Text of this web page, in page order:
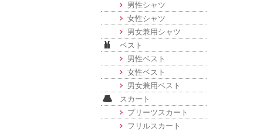
男性シャツ
女性シャツ
男女兼用シャツ
ベスト
男性ベスト
女性ベスト
男女兼用ベスト
スカート
プリーツスカート
フリルスカート